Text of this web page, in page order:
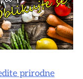
prirodne